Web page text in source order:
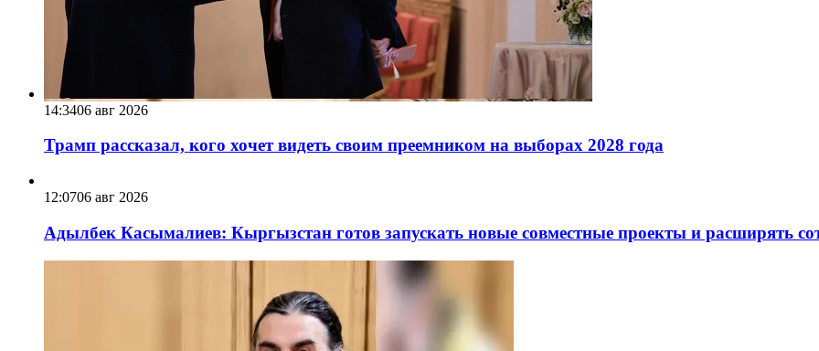
14:3406 авг 2026
Трамп рассказал, кого хочет видеть своим преемником на выборах 2028 года
12:0706 авг 2026
Адылбек Касымалиев: Кыргызстан готов запускать новые совместные проекты и расширять